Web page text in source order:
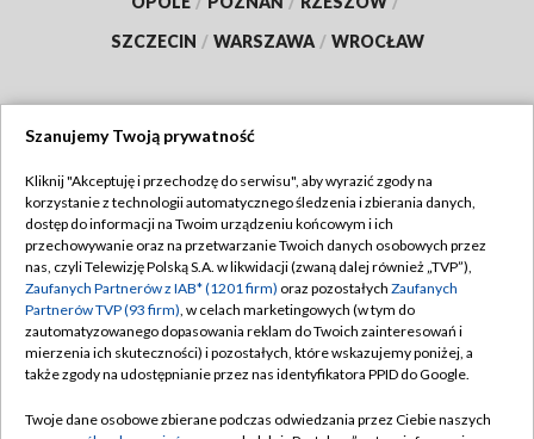
SZCZECIN / WARSZAWA / WROCŁAW
TVP
Abonament TVP
Emisja w TVP
Centrum informacji TVP
Naziemna Telewizja Cyfrowa
Regulamin TVP
Polityka prywatności
Moje zgody
Pomoc
Szanujemy Twoją prywatność
Kliknij "Akceptuję i przechodzę do serwisu", aby wyrazić zgody na
korzystanie z technologii automatycznego śledzenia i zbierania danych,
dostęp do informacji na Twoim urządzeniu końcowym i ich
przechowywanie oraz na przetwarzanie Twoich danych osobowych przez
nas, czyli Telewizję Polską S.A. w likwidacji (zwaną dalej również „TVP”),
Zaufanych Partnerów z IAB* (1201 firm) oraz pozostałych Zaufanych
Partnerów TVP (93 firm), w celach marketingowych (w tym do
zautomatyzowanego dopasowania reklam do Twoich zainteresowań i
mierzenia ich skuteczności) i pozostałych, które wskazujemy poniżej, a
także zgody na udostępnianie przez nas identyfikatora PPID do Google.
Twoje dane osobowe zbierane podczas odwiedzania przez Ciebie naszych